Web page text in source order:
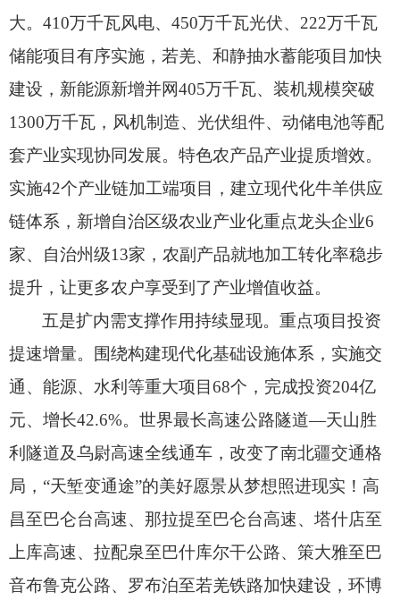
大。 410万千瓦风电、 450万千瓦光伏、 222万千瓦
储能项目有序实施， 若羌、 和静抽水蓄能项目加快
建设， 新能源新增并网405万千瓦、 装机规模突破
1300万千瓦， 风机制造、 光伏组件、 动储电池等配
套产业实现协同发展。 特色农产品产业提质增效。
实施42个产业链加工端项目， 建立现代化牛羊供应
链体系， 新增自治区级农业产业化重点龙头企业6
家、 自治州级13家， 农副产品就地加工转化率稳步
提升， 让更多农户享受到了产业增值收益。
五是扩内需支撑作用持续显现。重点项目投资
提速增量。
围绕构建现代化基础设施体系， 实施交
通、 能源、 水利等重大项目68个， 完成投资204亿
元、 增长42.6%。 世界最长高速公路隧道—天山胜
利隧道及乌尉高速全线通车， 改变了南北疆交通格
局， “天堑变通途”的美好愿景从梦想照进现实！ 高
昌至巴仑台高速、 那拉提至巴仑台高速、 塔什店至
上库高速、 拉配泉至巴什库尔干公路、 策大雅至巴
音布鲁克公路、 罗布泊至若羌铁路加快建设， 环博